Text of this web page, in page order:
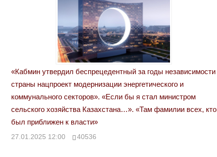
«Кабмин утвердил беспрецедентный за годы независимости
страны нацпроект модернизации энергетического и
коммунального секторов». «Если бы я стал министром
сельского хозяйства Казахстана…». «Там фамилии всех, кто
был приближен к власти»
27.01.2025 12:00 40536